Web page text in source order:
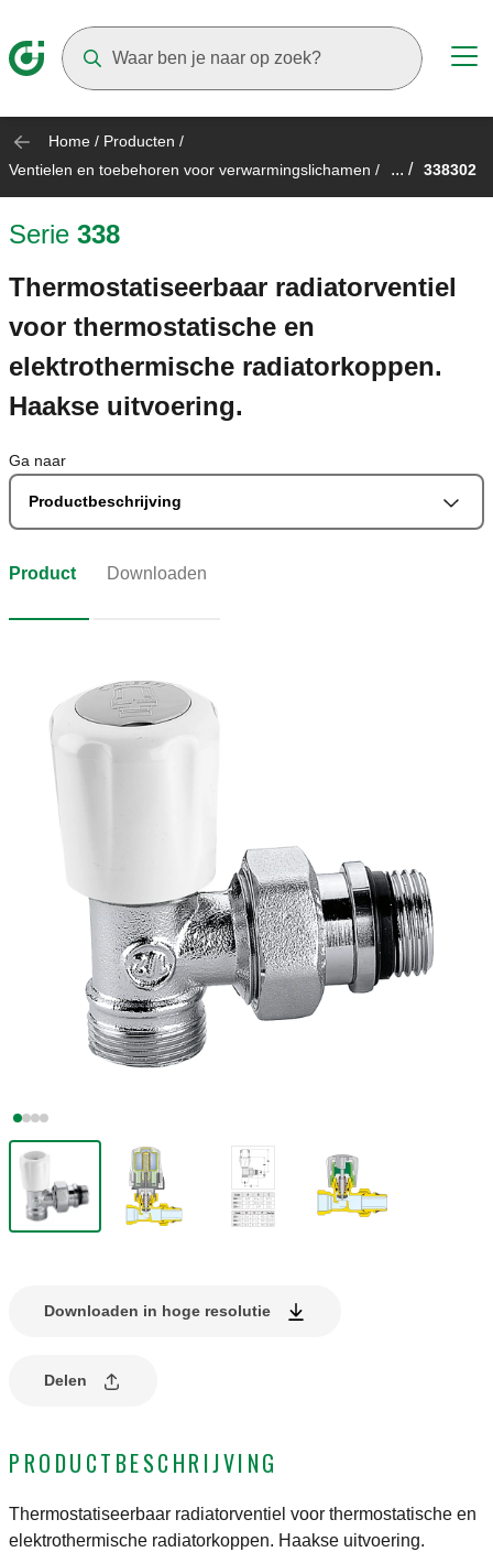
Home / Producten /
Ventielen en toebehoren voor verwarmingslichamen / ... / 338302
Serie 338
Thermostatiseerbaar radiatorventiel
voor thermostatische en
elektrothermische radiatorkoppen.
Haakse uitvoering.
Ga naar
Productbeschrijving
Product Downloaden
Downloaden in hoge resolutie
Delen
PRODUCTBESCHRIJVING
Thermostatiseerbaar radiatorventiel voor thermostatische en
elektrothermische radiatorkoppen. Haakse uitvoering.